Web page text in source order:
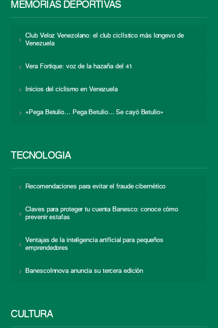
MEMORIAS DEPORTIVAS
Club Veloz Venezolano: el club ciclístico más longevo de
Venezuela
Vera Fortique: voz de la hazaña del 41
Inicios del ciclismo en Venezuela
«Pega Betulio… Pega Betulio… Se cayó Betulio»
TECNOLOGÍA
Recomendaciones para evitar el fraude cibernético
Claves para proteger tu cuenta Banesco: conoce cómo
prevenir estafas
Ventajas de la inteligencia artificial para pequeños
emprendedores
BanescoInnova anuncia su tercera edición
CULTURA